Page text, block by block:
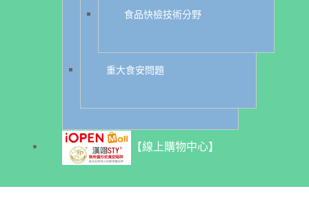
食品快檢技術分野
重大食安問題
【線上購物中心】